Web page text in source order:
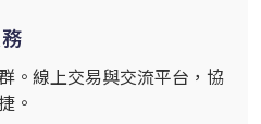
。線上交易與交流平台，協
。